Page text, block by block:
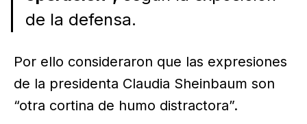
de la defensa.
Por ello consideraron que las expresiones
de la presidenta Claudia Sheinbaum son
“otra cortina de humo distractora”.